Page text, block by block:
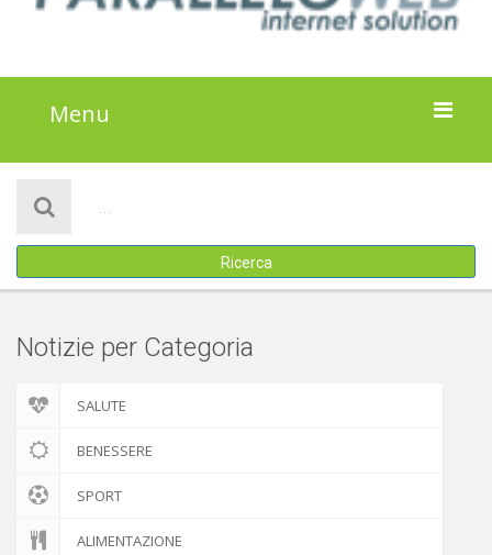
Menu
ATTIVITÀ
IL PROGETTO
Ricerca
Notizie per Categoria
SALUTE
BENESSERE
SPORT
ALIMENTAZIONE